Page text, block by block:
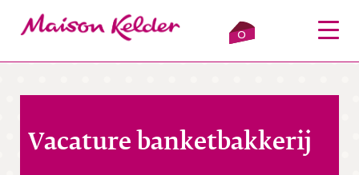
0
Inloggen Winkelmandje
Vacature banketbakkerij